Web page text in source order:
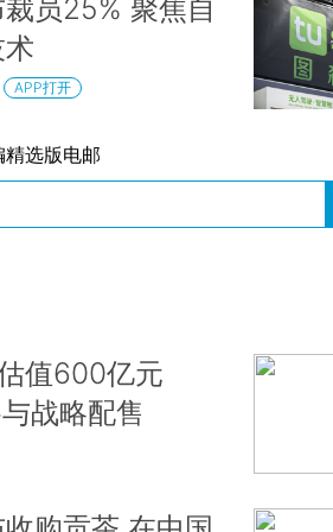
员25% 聚焦自
APP打开
选版电邮
值600亿元
战略配售